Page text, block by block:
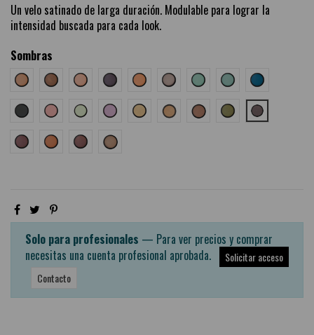
Un velo satinado de larga duración. Modulable para lograr la
intensidad buscada para cada look.
Sombras
000
001 002 003 005 007 008 009
011
015
016 017 018 021 062 064 250
876
883
887 888 065
Solo para profesionales — Para ver precios y comprar
necesitas una cuenta profesional aprobada.
Solicitar acceso
Contacto